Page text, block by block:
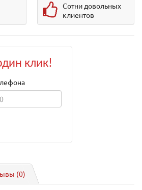
Сотни довольных
клиентов
клик!
(0)